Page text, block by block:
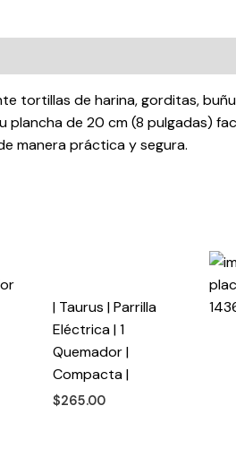
tortillas de harina, gorditas,
de 20 cm (8 pulgadas)
manera práctica y segura.
| Taurus | Parrilla
Eléctrica | 1
Quemador |
Compacta |
$265.00